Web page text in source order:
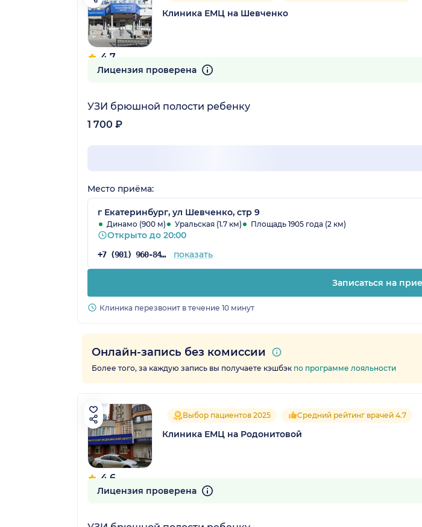
4.7
167 отзывов
Клиника ЕМЦ на Шевченко
Лицензия проверена
УЗИ брюшной полости ребенку
1 700 ₽
Место приёма:
г Екатеринбург, ул Шевченко, стр 9
Динамо (900 м) Уральская (1.7 км) Площадь 1905 года (2 км)
Открыто до 20:00
+7 (901) 960-84-27 показать
Записаться на
Клиника перезвонит в течение 10 минут
Онлайн-запись без комиссии
Более того, за каждую запись вы получаете кэшбэк по программе лояльности
4.6
109 отзывов
Выбор пациентов 2025 Средний рейтинг врачей 4.7
Клиника ЕМЦ на Родонитовой
Лицензия проверена